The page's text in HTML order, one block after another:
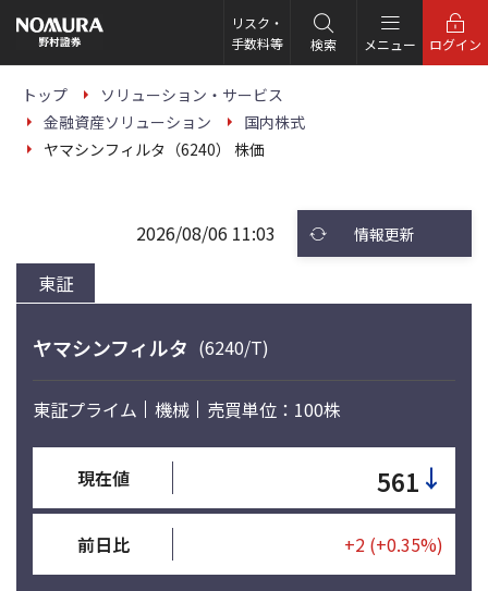
の
ー
リスク・
手数料等
検索 メニュー ログイン
トップ
ソリューション・サービス
金融資産ソリューション
国内株式
ヤマシンフィルタ（6240） 株価
東証
2026/08/06 11:03 情報更新
ヤマシンフィルタ (6240/T)
東証プライム 機械 売買単位：100株
現在値 561 ↓
前日比 +2 (+0.35%)